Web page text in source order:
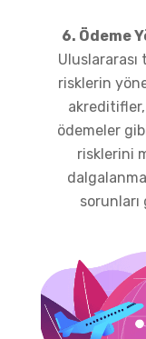
6. Ödeme
risklerin
ödemeler
risklerini